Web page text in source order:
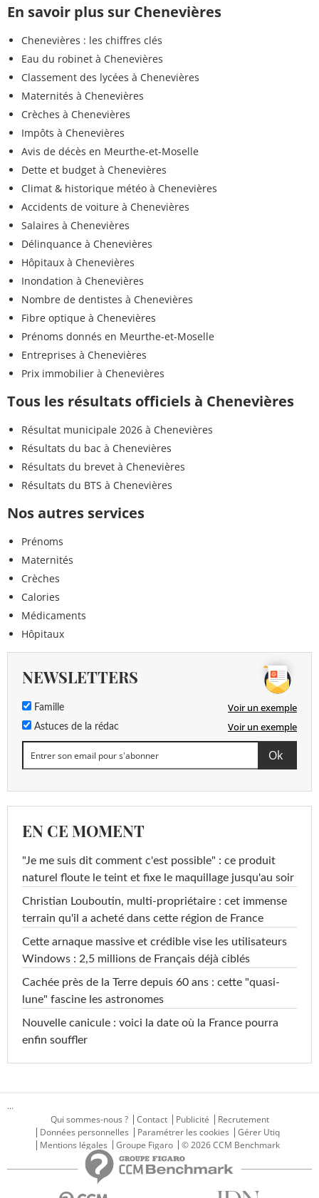
En savoir plus sur Chenevières
Chenevières : les chiffres clés
Eau du robinet à Chenevières
Classement des lycées à Chenevières
Maternités à Chenevières
Crèches à Chenevières
Impôts à Chenevières
Avis de décès en Meurthe-et-Moselle
Dette et budget à Chenevières
Climat & historique météo à Chenevières
Accidents de voiture à Chenevières
Salaires à Chenevières
Délinquance à Chenevières
Hôpitaux à Chenevières
Inondation à Chenevières
Nombre de dentistes à Chenevières
Fibre optique à Chenevières
Prénoms donnés en Meurthe-et-Moselle
Entreprises à Chenevières
Prix immobilier à Chenevières
Tous les résultats officiels à Chenevières
Résultat municipale 2026 à Chenevières
Résultats du bac à Chenevières
Résultats du brevet à Chenevières
Résultats du BTS à Chenevières
Nos autres services
Prénoms
Maternités
Crèches
Calories
Médicaments
Hôpitaux
NEWSLETTERS
Famille Voir un exemple
Astuces de la rédac Voir un exemple
EN CE MOMENT
"Je me suis dit comment c'est possible" : ce produit
naturel floute le teint et fixe le maquillage jusqu'au soir
Christian Louboutin, multi-propriétaire : cet immense
terrain qu'il a acheté dans cette région de France
Cette arnaque massive et crédible vise les utilisateurs
Windows : 2,5 millions de Français déjà ciblés
Cachée près de la Terre depuis 60 ans : cette "quasi-
lune" fascine les astronomes
Nouvelle canicule : voici la date où la France pourra
enfin souffler
...
Qui sommes-nous ?
Contact Publicité
Recrutement
Données personnelles
Paramétrer les cookies
Gérer Utiq
Mentions légales
Groupe Figaro © 2026 CCM Benchmark